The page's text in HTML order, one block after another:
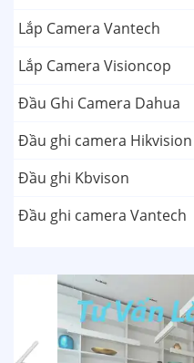
Lắp Camera Vantech
Lắp Camera Visioncop
Đầu Ghi Camera Dahua
Đầu ghi camera Hikvision
Đầu ghi Kbvison
Đầu ghi camera Vantech